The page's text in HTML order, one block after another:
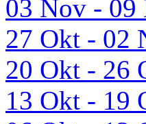
03 Nov - 09
27 Okt - 02
20 Okt - 26
13 Okt - 19